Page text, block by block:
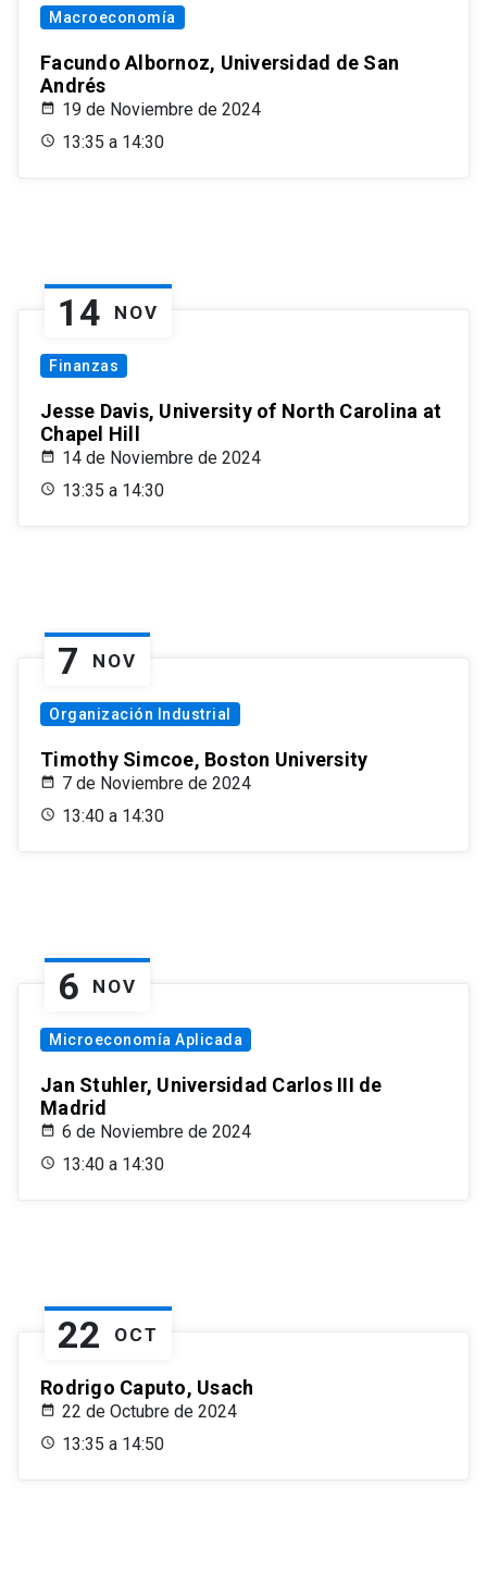
Macroeconomía
Facundo Albornoz, Universidad de San
Andrés
19 de Noviembre de 2024
13:35 a 14:30
14 NOV
Finanzas
Jesse Davis, University of North Carolina at
Chapel Hill
14 de Noviembre de 2024
13:35 a 14:30
7 NOV
Organización Industrial
Timothy Simcoe, Boston University
7 de Noviembre de 2024
13:40 a 14:30
6 NOV
Microeconomía Aplicada
Jan Stuhler, Universidad Carlos III de
Madrid
6 de Noviembre de 2024
13:40 a 14:30
22 OCT
Rodrigo Caputo, Usach
22 de Octubre de 2024
13:35 a 14:50